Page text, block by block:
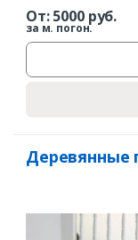
Ваше имя*
От:5000руб.
за м. погон.
Деревянные